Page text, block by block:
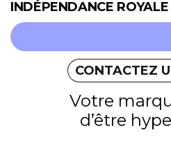
INDÉPENDANCE ROYALE
CONTACTEZ
Votre
d’être